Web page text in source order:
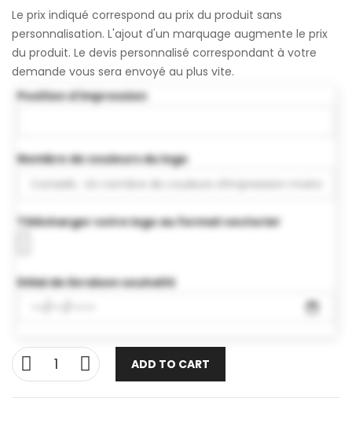
Le prix indiqué correspond au prix du produit sans
personnalisation. L'ajout d'un marquage augmente le prix
du produit. Le devis personnalisé correspondant à votre
demande vous sera envoyé au plus vite.
Position d'impression
Nombre de couleurs du logo
Télécharger votre logo au format vectoriel
Délai de livraison souhaité
ADD TO CART